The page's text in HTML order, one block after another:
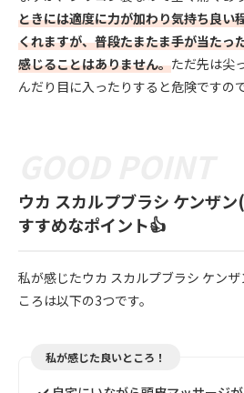
ときには適度に力が加わり気持ち良い
くれますが、普段たまたま手が当たっ
感じることはありません。ただ先は尖
んだり目に入ったりすると危険ですの
ウカ スカルプブラシ ケンザ
すすめなポイント👍
私が感じたウカ スカルプブラシ ケン
ころは以下の3つです。
私が感じた良いところ！